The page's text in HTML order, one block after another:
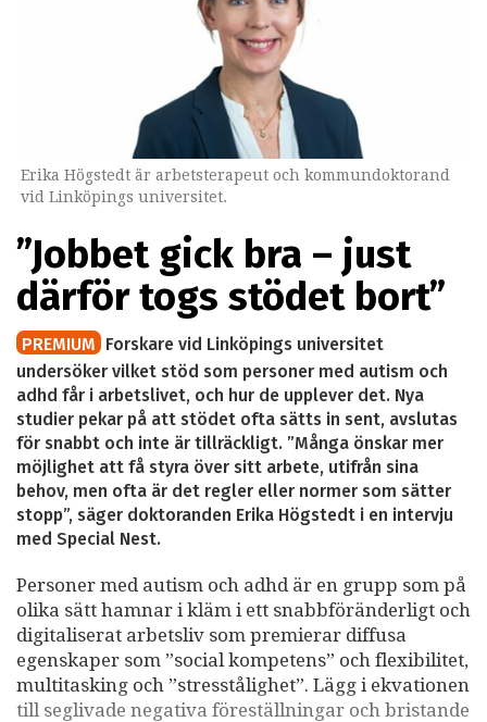
Erika Högstedt är arbetsterapeut och kommundoktorand
vid Linköpings universitet.
”Jobbet gick bra – just
därför togs stödet bort”
PREMIUM Forskare vid Linköpings universitet
undersöker vilket stöd som personer med autism och
adhd får i arbetslivet, och hur de upplever det. Nya
studier pekar på att stödet ofta sätts in sent, avslutas
för snabbt och inte är tillräckligt. ”Många önskar mer
möjlighet att få styra över sitt arbete, utifrån sina
behov, men ofta är det regler eller normer som sätter
stopp”, säger doktoranden Erika Högstedt i en intervju
med Special Nest.
Personer med autism och adhd är en grupp som på
olika sätt hamnar i kläm i ett snabbföränderligt och
digitaliserat arbetsliv som premierar diffusa
egenskaper som ”social kompetens” och flexibilitet,
multitasking och ”stresstålighet”. Lägg i ekvationen
till seglivade negativa föreställningar och bristande